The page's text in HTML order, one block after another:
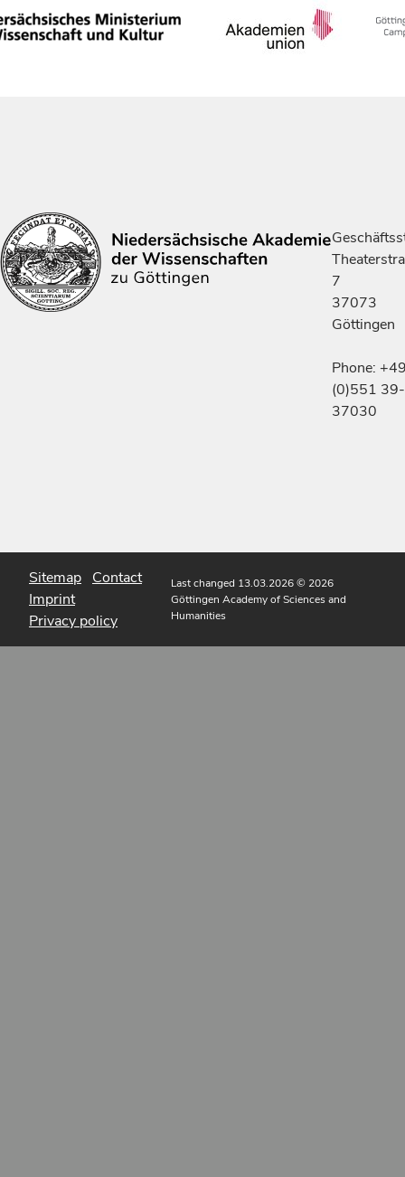
7
37073
Göttingen
Phone:
(0)551 39-
37030
Sitemap Contact
Imprint
Privacy policy
Last changed 13.03.2026© 2026
Göttingen Academy of Sciences and
Humanities